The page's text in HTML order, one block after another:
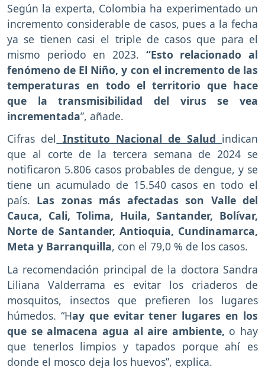
Según la experta, Colombia ha experimentado un
incremento considerable de casos, pues a la fecha
ya se tienen casi el triple de casos que para el
mismo periodo en 2023. “Esto relacionado al
fenómeno de El Niño, y con el incremento de las
temperaturas en todo el territorio que hace
que la transmisibilidad del virus se vea
incrementada”, añade.
Cifras del Instituto Nacional de Salud indican
que al corte de la tercera semana de 2024 se
notificaron 5.806 casos probables de dengue, y se
tiene un acumulado de 15.540 casos en todo el
país. Las zonas más afectadas son Valle del
Cauca, Cali, Tolima, Huila, Santander, Bolívar,
Norte de Santander, Antioquia, Cundinamarca,
Meta y Barranquilla, con el 79,0 % de los casos.
La recomendación principal de la doctora Sandra
Liliana Valderrama es evitar los criaderos de
mosquitos, insectos que prefieren los lugares
húmedos. “Hay que evitar tener lugares en los
que se almacena agua al aire ambiente, o hay
que tenerlos limpios y tapados porque ahí es
donde el mosco deja los huevos”, explica.